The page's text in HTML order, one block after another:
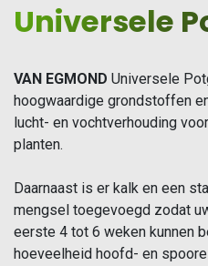
Universele
VAN EGMOND Universele
hoogwaardige grondstoffen
lucht- en vochtverhouding
planten.
Daarnaast is er kalk en een
mengsel toegevoegd zodat
eerste 4 tot 6 weken kunnen
hoeveelheid hoofd- en